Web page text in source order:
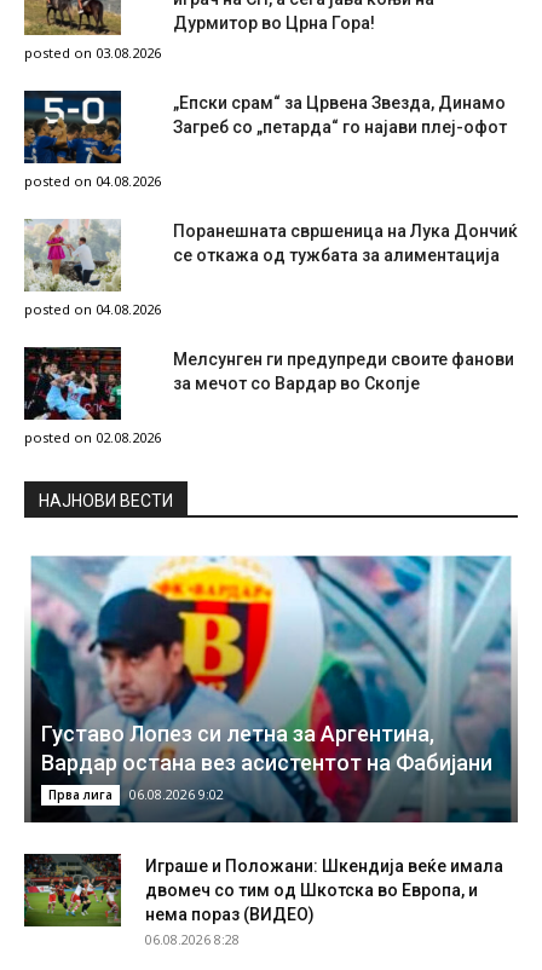
Дурмитор во Црна Гора!
posted on 03.08.2026
„Епски срам“ за Црвена Звезда, Динамо
Загреб со „петарда“ го најави плеј-офот
posted on 04.08.2026
Поранешната свршеница на Лука Дончиќ
се откажа од тужбата за алиментација
posted on 04.08.2026
Мелсунген ги предупреди своите фанови
за мечот со Вардар во Скопје
posted on 02.08.2026
НAЈНОВИ ВЕСТИ
Густаво Лопез си летна за Аргентина,
Вардар остана вез асистентот на Фабијани
Прва лига 06.08.2026 9:02
Играше и Положани: Шкендија веќе имала
двомеч со тим од Шкотска во Европа, и
нема пораз (ВИДЕО)
06.08.2026 8:28